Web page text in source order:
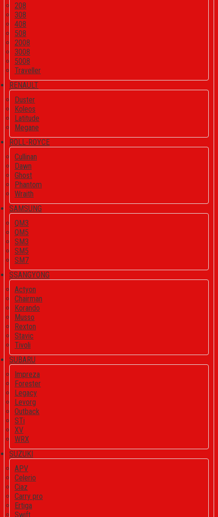
208
308
408
508
2008
3008
5008
Traveller
RENAULT
Duster
Koleos
Latitude
Megane
ROLL-ROYCE
Cullinan
Dawn
Ghost
Phantom
Wraith
SAMSUNG
QM3
QM5
SM3
SM5
SM7
SSANGYONG
Actyon
Chairman
Korando
Musso
Rexton
Stavic
Tivoli
SUBARU
Impreza
Forester
Legacy
Levorg
Outback
STi
XV
WRX
SUZUKI
APV
Celerio
Ciaz
Carry pro
Ertiga
Swift